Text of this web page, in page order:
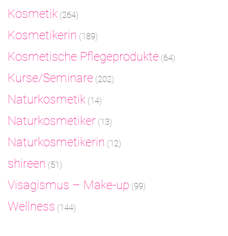
Kosmetik (264)
Kosmetikerin (189)
Kosmetische Pflegeprodukte (64)
Kurse/Seminare (202)
Naturkosmetik (14)
Naturkosmetiker (13)
Naturkosmetikerin (12)
shireen (51)
Visagismus – Make-up (99)
Wellness (144)